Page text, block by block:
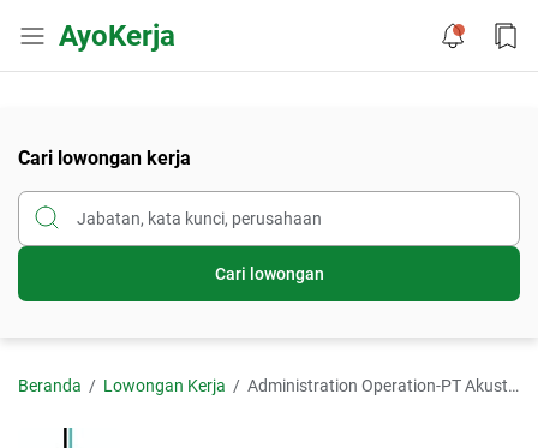
AyoKerja
Cari lowongan kerja
Cari lowongan
Beranda Lowongan Kerja Administration Operation-PT Akustika Swara Indonesia